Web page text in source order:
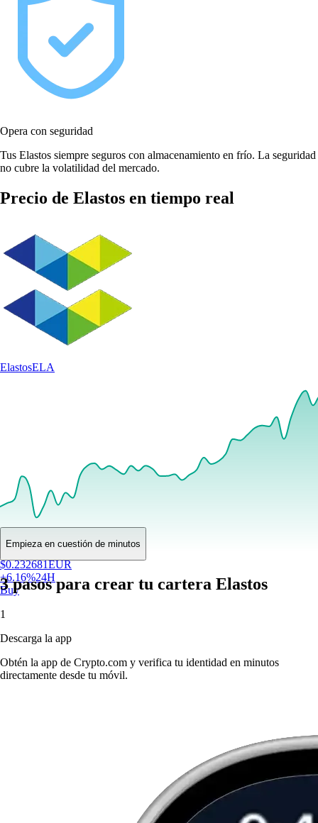
Opera con seguridad
Tus Elastos siempre seguros con almacenamiento en frío. La seguridad
no cubre la volatilidad del mercado.
Precio de Elastos en tiempo real
ElastosELA
$0.232681EUR
+6.16%24H
Buy
Empieza en cuestión de minutos
3 pasos para crear tu cartera Elastos
1
Descarga la app
Obtén la app de Crypto.com y verifica tu identidad en minutos
directamente desde tu móvil.